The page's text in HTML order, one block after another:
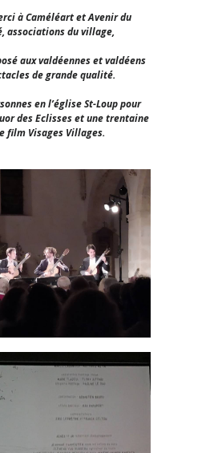
à Caméléart et Avenir du
associations du village,
aux valdéennes et valdéens
de grande qualité.
en l’église St-Loup pour
des Eclisses et une trentaine
film Visages Villages.